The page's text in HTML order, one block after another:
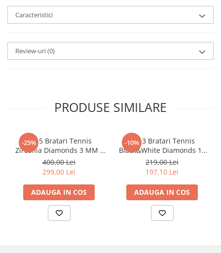
Caracteristici
Review-uri(0)
PRODUSE SIMILARE
-25%
Set 5 Bratari Tennis
Zirconia Diamonds 3 MM /
19.5 CM
400,00 Lei
299,00 Lei
ADAUGA IN COS
-10%
Set 3 Bratari Tennis
Black&White Diamonds 19
CM
219,00 Lei
197,10 Lei
ADAUGA IN COS